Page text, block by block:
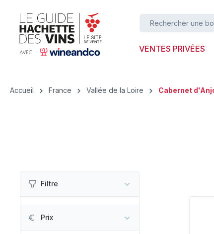
VENTES PRIVÉES
Accueil France Vallée de la Loire Cabernet
Filtre
Prix